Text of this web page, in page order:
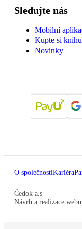
Sledujte nás
Mobilní
Kupte si
Novinky
O společnostiKariéra
Čedok a.s
Návrh a realizace webu